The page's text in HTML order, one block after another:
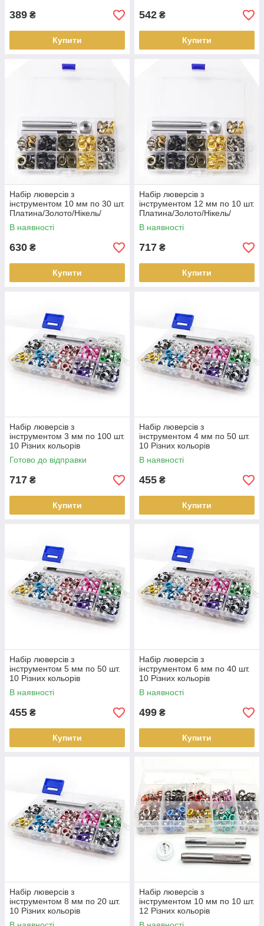
389 ₴
Купити
542 ₴
Купити
Набір люверсів з
інструментом 10 мм по 30 шт.
Платина/Золото/Нікель/
Бронза
В наявності
630 ₴
Купити
Набір люверсів з
інструментом 12 мм по 10 шт.
Платина/Золото/Нікель/
Бронза
В наявності
717 ₴
Купити
Набір люверсів з
інструментом 3 мм по 100 шт.
10 Різних кольорів
Готово до відправки
717 ₴
Купити
Набір люверсів з
інструментом 4 мм по 50 шт.
10 Різних кольорів
В наявності
455 ₴
Купити
Набір люверсів з
інструментом 5 мм по 50 шт.
10 Різних кольорів
В наявності
455 ₴
Купити
Набір люверсів з
інструментом 6 мм по 40 шт.
10 Різних кольорів
В наявності
499 ₴
Купити
Набір люверсів з
інструментом 8 мм по 20 шт.
10 Різних кольорів
Набір люверсів з
інструментом 10 мм по 10 шт.
12 Різних кольорів